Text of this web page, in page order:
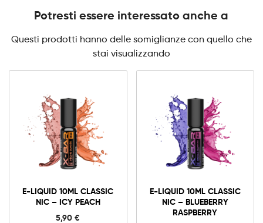
Potresti essere interessato anche a
Questi prodotti hanno delle somiglianze con quello che
stai visualizzando
E-LIQUID 10ML CLASSIC
NIC – ICY PEACH
5,90€
E-LIQUID 10ML CLASSIC
NIC – BLUEBERRY
RASPBERRY